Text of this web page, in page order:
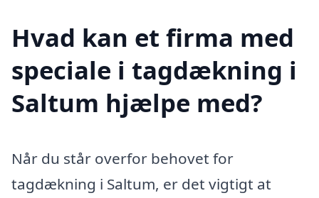
Hvad kan et firma med
speciale i tagdækning i
Saltum hjælpe med?
Når du står overfor behovet for
tagdækning i Saltum, er det vigtigt at